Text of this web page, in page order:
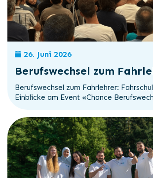
26. Juni 2026
Berufswechsel zum
Berufswechsel zum Fahrlehrer:
Einblicke am Event «Chance